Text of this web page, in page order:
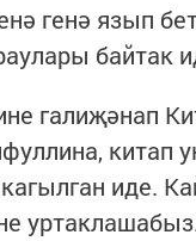
генә язып
байтак
галиҗәнап
китап
иде.